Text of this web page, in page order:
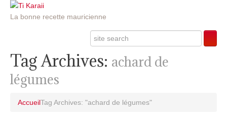
La bonne recette mauricienne
Tag Archives: achard de
légumes
AccueilTag Archives: "achard de légumes"